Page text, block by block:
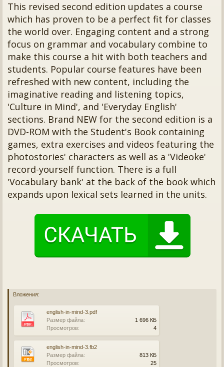
This revised second edition updates a course
which has proven to be a perfect fit for classes
the world over. Engaging content and a strong
focus on grammar and vocabulary combine to
make this course a hit with both teachers and
students. Popular course features have been
refreshed with new content, including the
imaginative reading and listening topics,
'Culture in Mind', and 'Everyday English'
sections. Brand NEW for the second edition is a
DVD-ROM with the Student's Book containing
games, extra exercises and videos featuring the
photostories' characters as well as a 'Videoke'
record-yourself function. There is a full
'Vocabulary bank' at the back of the book which
expands upon lexical sets learned in the units.
Вложения:
english-in-mind-3.pdf
Размер файла:
1 696 КБ
Просмотров:
4
english-in-mind-3.fb2
Размер файла:
813 КБ
Просмотров:
25